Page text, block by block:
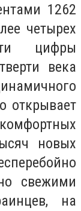
1262
четырех
цифры
века
открывает
новых
свежими
на